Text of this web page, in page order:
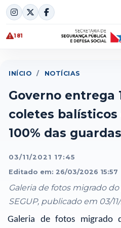
Skip
to
content
181
INÍCIO / NOTÍCIAS
Governo entrega
coletes balísticos
100% das
03/11/2021 17:45
Editado em: 26/03/2026 15:57
Galeria de fotos migrado
SEGUP, publicado em 03/11/
Galeria de fotos migrado